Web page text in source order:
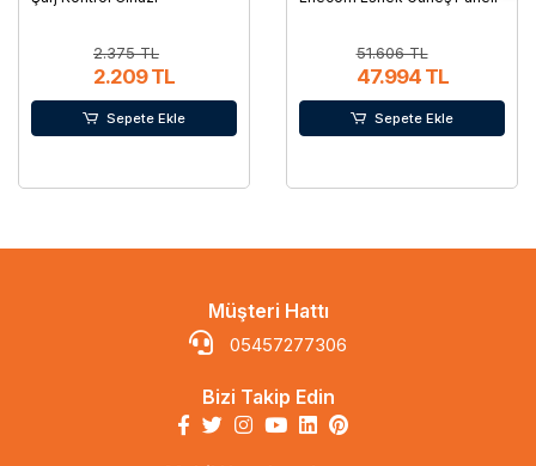
2.375 TL
2.209 TL
Sepete Ekle
51.606 TL
47.994 TL
Sepete Ekle
Müşteri Hattı
05457277306
Bizi Takip Edin